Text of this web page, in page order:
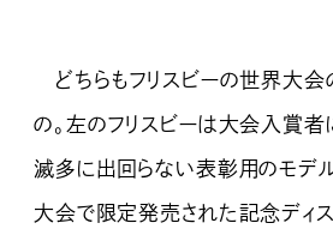
どちらもフリスビーの世界大
の。左のフリスビーは大会入賞
滅多に出回らない表彰用のモデ
大会で限定発売された記念ディス